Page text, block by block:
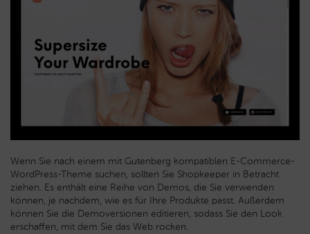
Wenn Sie nach einem mit Gutenberg kompatiblen E-Commerce-
WordPress-Theme suchen, sollten Sie Shopkeeper in Betracht
ziehen. Es enthält eine Reihe von Demos, die Sie verwenden
können, je nachdem, wie es für Ihre Produkte passt. Außerdem
können Sie die Demoversionen editieren, sodass Sie den Look
erschaffen, mit dem Sie das Web rocken.